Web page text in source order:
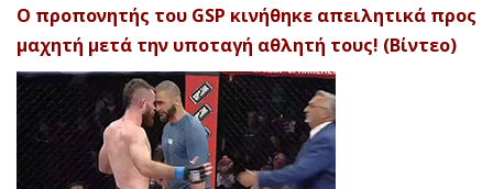
Ο προπονητής του GSP κινήθηκε απειλητικά προς
μαχητή μετά την υποταγή αθλητή τους! (Βίντεο)